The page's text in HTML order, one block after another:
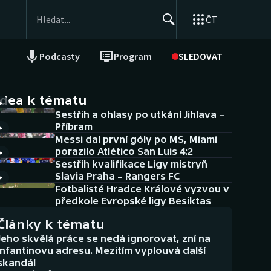
ČT
Podcasty Program SLEDOVAT
NEPŘEHLÉDNĚTE
Historické návraty
Aplikace ČT sport
AZ kvíz
k tématu
Sestřih a ohlasy po utkání Jihlava –
Příbram
Messi dal první góly po MS, Miami
porazilo Atlético San Luis 4:2
Sestřih kvalifikace Ligy mistryň
Slavia Praha – Rangers FC
Fotbalisté Hradce Králové vyzvou v
předkole Evropské ligy Besiktas
k tématu
skvělá práce se nedá ignorovat, zní na
adresu. Mezitím vyplouvá další